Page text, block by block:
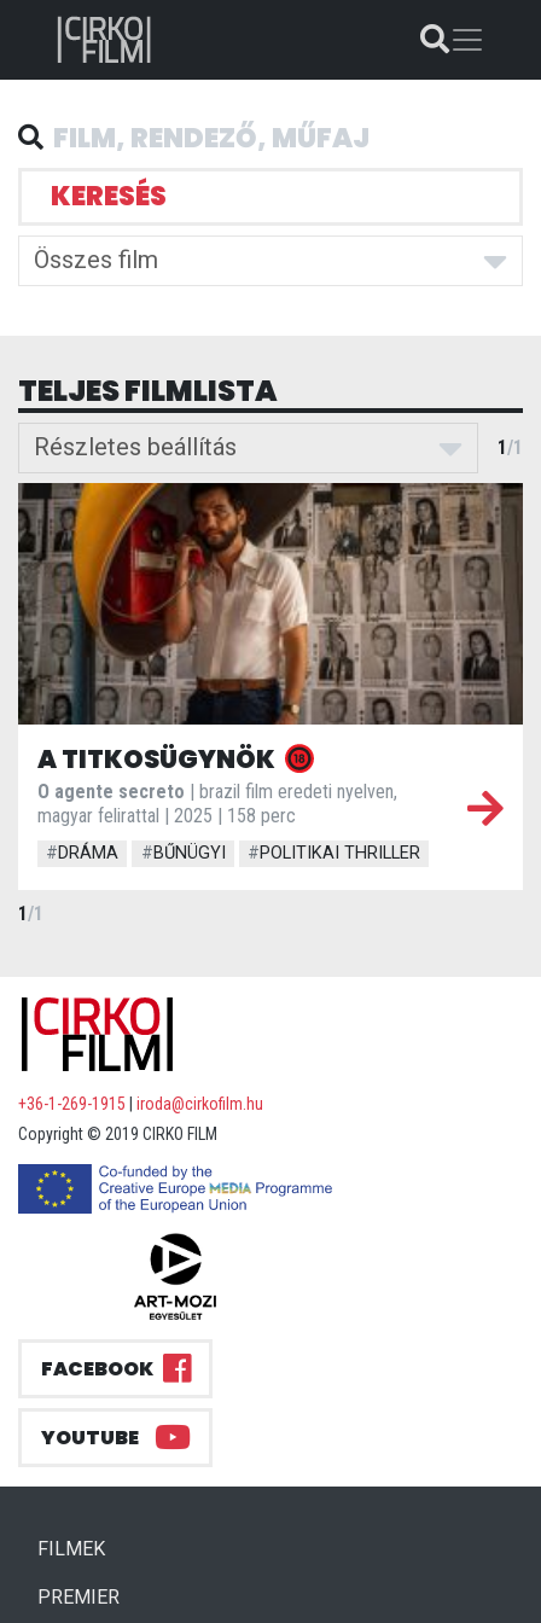
KERESÉS
Összes film
TELJES FILMLISTA
Részletes beállítás 1/1
A TITKOSÜGYNÖK
O agente secreto | brazil film eredeti nyelven,
magyar felirattal | 2025 | 158 perc
#DRÁMA #BŰNÜGYI #POLITIKAI THRILLER
1/1
+36-1-269-1915
iroda@cirkofilm.hu
Copyright © 2019 CIRKO FILM
FACEBOOK
YOUTUBE
FILMEK(CURRENT)
PREMIER